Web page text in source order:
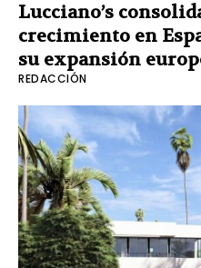
Lucciano’s
crecimiento en
su expansión
REDACCIÓN